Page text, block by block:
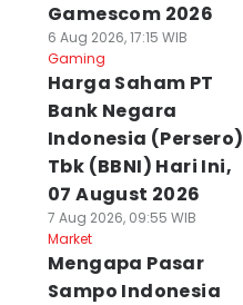
Gamescom 2026
6 Aug 2026, 17:15 WIB
Gaming
Harga Saham PT
Bank Negara
Indonesia (Persero)
Tbk (BBNI) Hari Ini,
07 August 2026
7 Aug 2026, 09:55 WIB
Market
Mengapa Pasar
Sampo Indonesia